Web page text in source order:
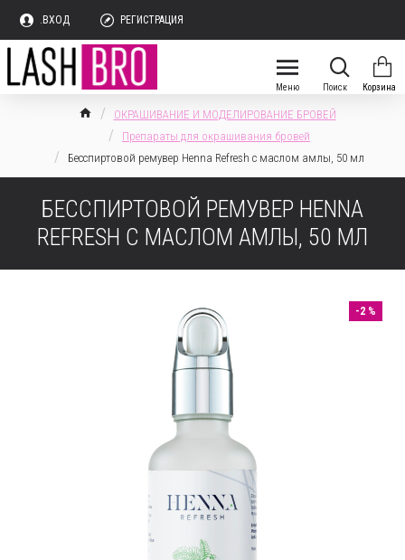
.ВХОД РЕГИСТРАЦИЯ
ОКРАШИВАНИЕ И МОДЕЛИРОВАНИЕ БРОВЕЙ
Препараты для окрашивания бровей
Бесспиртовой ремувер Henna Refresh с маслом амлы, 50 мл
БЕССПИРТОВОЙ РЕМУВЕР HENNA
REFRESH С МАСЛОМ АМЛЫ, 50 МЛ
-2 %